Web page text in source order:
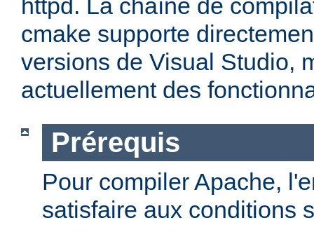
httpd. La chaîne de
cmake supporte
versions de Visual Studio,
actuellement des
Prérequis
Pour compiler Apache,
satisfaire aux conditions